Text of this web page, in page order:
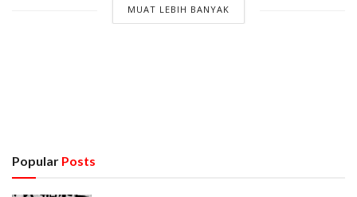
MUAT LEBIH BANYAK
Popular Posts